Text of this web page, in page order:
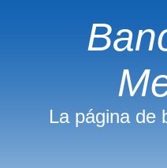
La página de